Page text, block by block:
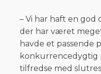
– Vi har haft en god
der har været
havde et passende
konkurrencedygtig
tilfredse med